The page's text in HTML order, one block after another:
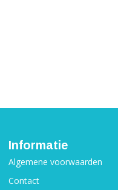
Informatie
Algemene voorwaarden
Contact